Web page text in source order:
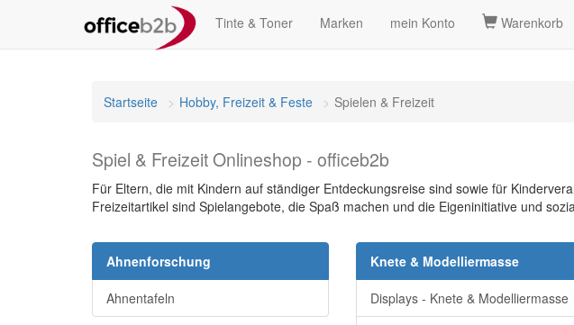
Tinte & Toner Marken mein Konto Warenkorb
Startseite Hobby, Freizeit & Feste Spielen & Freizeit
Spiel & Freizeit Onlineshop - officeb2b
Für Eltern, die mit Kindern auf ständiger Entdeckungsreise sind sowie für
Freizeitartikel sind Spielangebote, die Spaß machen und die Eigeninitiative und
Ahnenforschung
Ahnentafeln
Knete & Modelliermasse
Displays - Knete & Modelliermasse